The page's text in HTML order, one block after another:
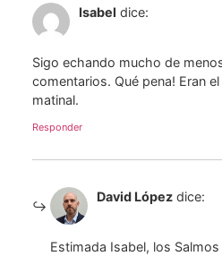
Isabel dice:
Sigo echando mucho de
comentarios. Qué pena! Eran
matinal.
Responder
David López dice:
Estimada Isabel, los